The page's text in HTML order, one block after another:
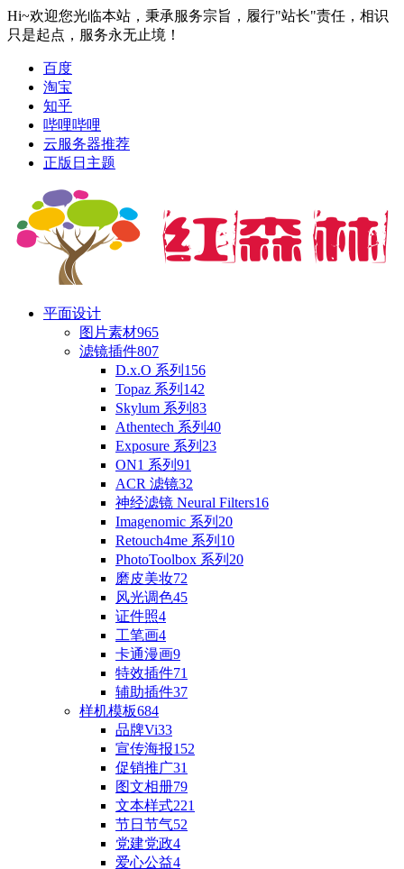
Hi~欢迎您光临本站，秉承服务宗旨，履行"站长"责任，相识
只是起点，服务永无止境！
百度
淘宝
知乎
哔哩哔哩
云服务器推荐
正版日主题
平面设计
图片素材965
滤镜插件807
D.x.O 系列 156
Topaz 系列 142
Skylum 系列 83
Athentech 系列 40
Exposure 系列 23
ON1 系列 91
ACR 滤镜32
神经滤镜 Neural Filters16
Imagenomic 系列 20
Retouch4me 系列 10
PhotoToolbox 系列 20
磨皮美妆72
风光调色45
证件照4
工笔画4
卡通漫画9
特效插件71
辅助插件37
样机模板684
品牌Vi33
宣传海报152
促销推广31
图文相册79
文本样式221
节日节气52
党建党政4
爱心公益4